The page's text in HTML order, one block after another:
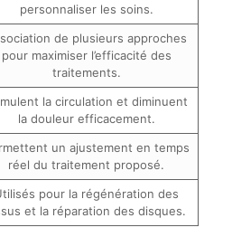
personnaliser les soins.
de plusieurs approches
pour maximiser l’efficacité des
traitements.
la circulation et diminuent
la douleur efficacement.
un ajustement en temps
réel du traitement proposé.
pour la régénération des
et la réparation des disques.